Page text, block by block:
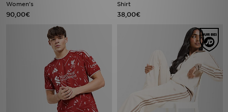
Women's
90,00€
Shirt
38,00€